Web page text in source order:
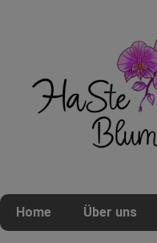
Home Über uns